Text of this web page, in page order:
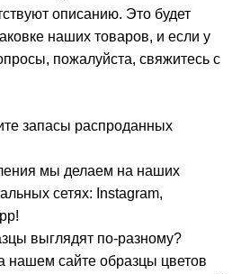
описанию. Это будет
наших товаров, и если у
пожалуйста, свяжитесь с
запасы распроданных
мы делаем на наших
сетях: Instagram,
выглядят по-разному?
нашем сайте образцы цветов